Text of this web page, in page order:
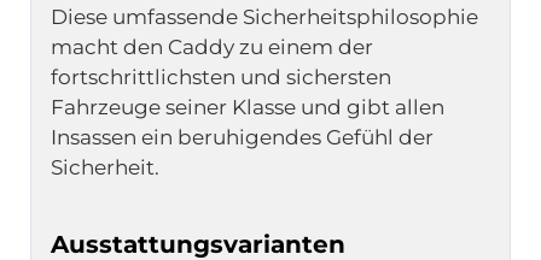
Diese umfassende Sicherheitsphilosophie
macht den Caddy zu einem der
fortschrittlichsten und sichersten
Fahrzeuge seiner Klasse und gibt allen
Insassen ein beruhigendes Gefühl der
Sicherheit.
Ausstattungsvarianten